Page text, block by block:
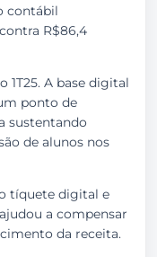
contábil
R$86,4
1T25. A base digital
ponto de
sustentando
de alunos nos
tíquete digital e
a compensar
da receita.